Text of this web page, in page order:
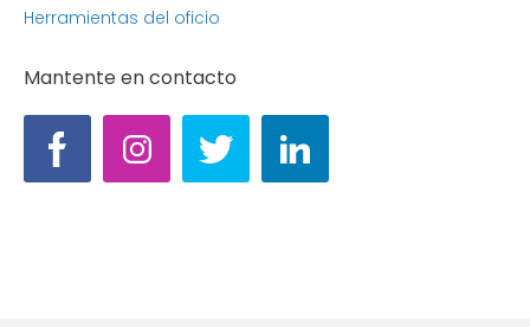
Herramientas del oficio
Mantente en contacto